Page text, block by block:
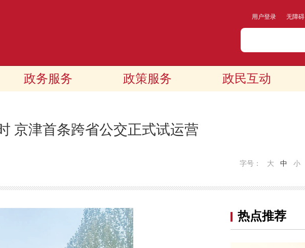
用户登录 无障碍
政务服务 政策服务 政民互动
京津首条跨省公交正式试运营
字号： 大 中 小
热点推荐